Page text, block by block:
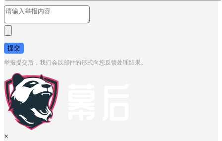
提交
举报提交后，我们会以邮件的形式向您反馈处理结果。
×